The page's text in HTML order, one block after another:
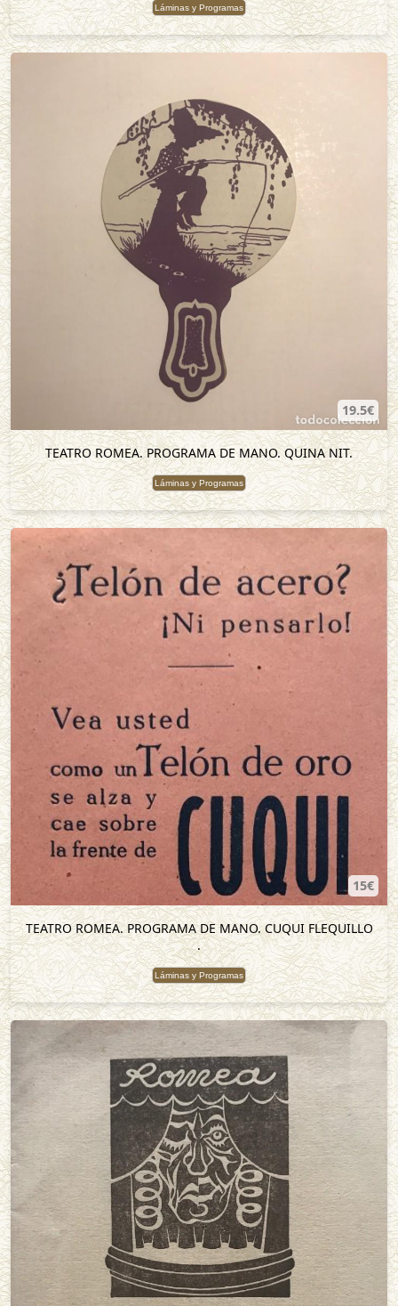
Láminas y Programas
19.5€
TEATRO ROMEA. PROGRAMA DE MANO. QUINA NIT.
Láminas y Programas
15€
TEATRO ROMEA. PROGRAMA DE MANO. CUQUI FLEQUILLO
.
Láminas y Programas